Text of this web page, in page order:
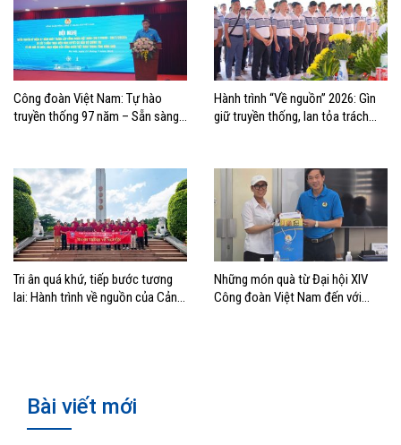
Công đoàn Việt Nam: Tự hào
truyền thống 97 năm – Sẵn sàng
Hành trình “Về nguồn” 2026: Gìn
giữ truyền thống, lan tỏa trách
Tri ân quá khứ, tiếp bước tương
lai: Hành trình về nguồn của Cảng
Những món quà từ Đại hội XIV
Công đoàn Việt Nam đến với
Bài viết mới